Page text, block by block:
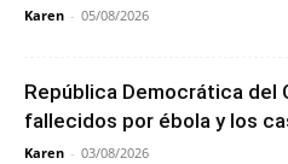
Karen - 05/08/2026
República Democrática del
fallecidos por ébola y los
Karen - 03/08/2026